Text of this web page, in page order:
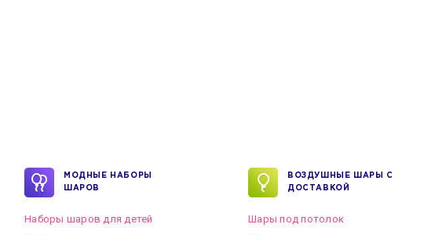
МОДНЫЕ НАБОРЫ
ШАРОВ
Наборы шаров для детей
ВОЗДУШНЫЕ ШАРЫ С
ДОСТАВКОЙ
Шары под потолок